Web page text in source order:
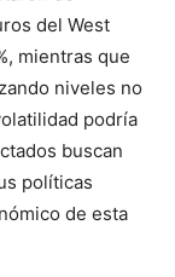
del West
mientras que
niveles no
podría
buscan
políticas
de esta